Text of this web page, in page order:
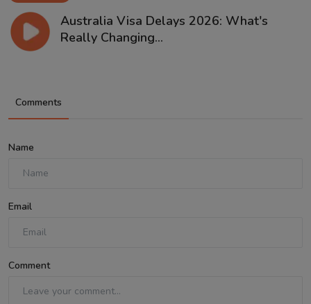
Australia Visa Delays 2026: What's
Really Changing...
Comments
Name
Email
Comment